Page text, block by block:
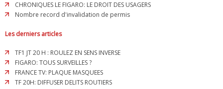
CHRONIQUES LE FIGARO: LE DROIT DES USAGERS
Nombre record d'invalidation de permis
Les derniers articles
TF1 JT 20 H : ROULEZ EN SENS INVERSE
FIGARO: TOUS SURVEILLES ?
FRANCE TV: PLAQUE MASQUEES
TF 20H: DIFFUSER DELITS ROUTIERS